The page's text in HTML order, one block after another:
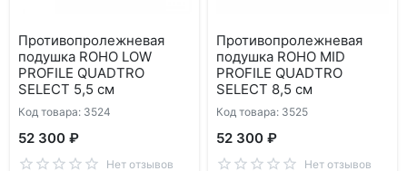
Противопролежневая
подушка ROHO LOW
PROFILE QUADTRO
SELECT 5,5 см
Код товара: 3524
52 300 ₽
Нет отзывов
Противопролежневая
подушка ROHO MID
PROFILE QUADTRO
SELECT 8,5 см
Код товара: 3525
52 300 ₽
Нет отзывов